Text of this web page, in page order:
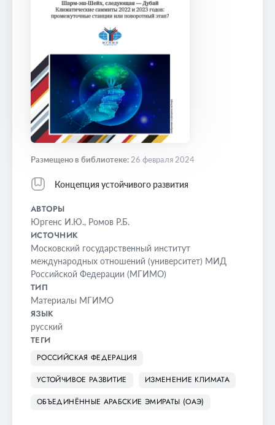
Размещено в библиотеке: 26 февраля 2024
Концепция устойчивого развития
АВТОРЫ
Юргенс И.Ю., Ромов Р.Б.
ИСТОЧНИК
Московский государственный институт
международных отношений (университет) МИД
Российской Федерации (МГИМО)
ТИП
Материалы МГИМО
ЯЗЫК
русский
ТЕГИ
РОССИЙСКАЯ ФЕДЕРАЦИЯ
УСТОЙЧИВОЕ РАЗВИТИЕ
ИЗМЕНЕНИЕ КЛИМАТА
ОБЪЕДИНЁННЫЕ АРАБСКИЕ ЭМИРАТЫ (ОАЭ)